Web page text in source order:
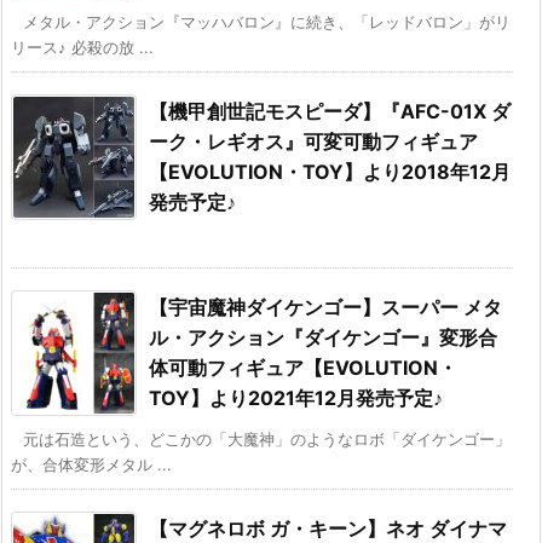
メタル・アクション『マッハバロン』に続き、「レッドバロン」がリ
リース♪ 必殺の放 ...
【機甲創世記モスピーダ】『AFC-01X ダ
ーク・レギオス』可変可動フィギュア
【EVOLUTION・TOY】より2018年12月
発売予定♪
【宇宙魔神ダイケンゴー】スーパー メタ
ル・アクション『ダイケンゴー』変形合
体可動フィギュア【EVOLUTION・
TOY】より2021年12月発売予定♪
元は石造という、どこかの「大魔神」のようなロボ「ダイケンゴー」
が、合体変形メタル ...
【マグネロボ ガ・キーン】ネオ ダイナマ